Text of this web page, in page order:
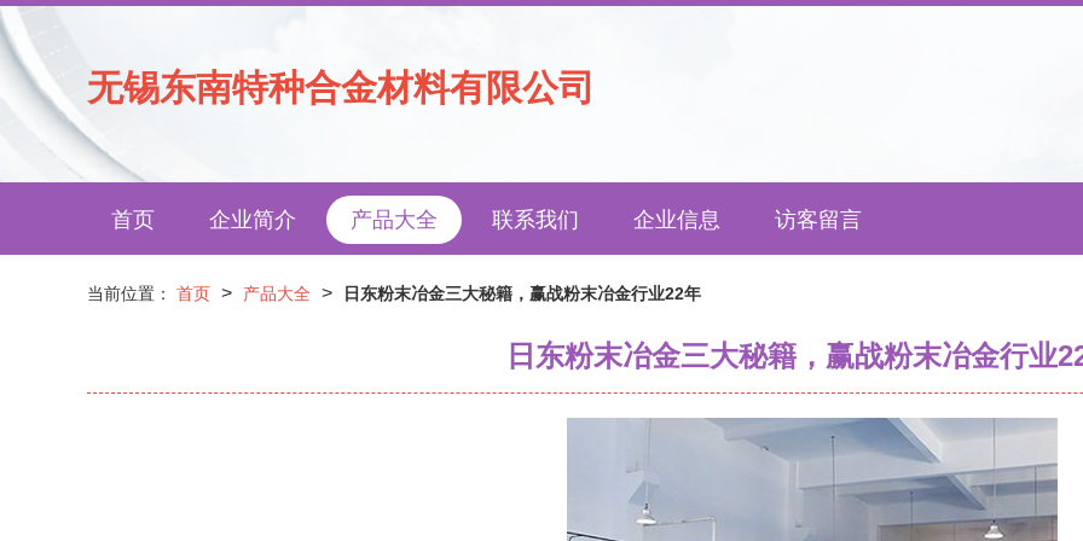
无锡东南特种合金材料有限公司
首页 企业简介 产品大全 联系我们 企业信息 访客留言
当前位置： 首页 > 产品大全 > 日东粉末冶金三大秘籍，赢战粉末冶金行业22年
日东粉末冶金三大秘籍，赢战粉末冶金行业